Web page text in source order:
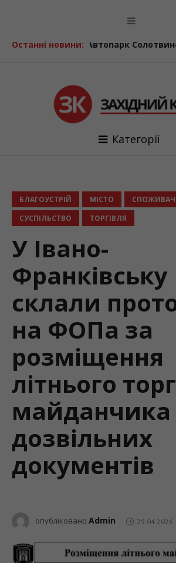
Останні новини:
Автопарк Солотвинської
Категорії
БЛАГОУСТРІЙ МІСТО
СПОЖИВАЧ
СУСПІЛЬСТВО
ТОРГІВЛЯ
У Івано-
Франківську
склали
на ФОПа за
розміщення
літнього
майданчика
дозвільних
документів
опубліковано Admin 29.04.2026